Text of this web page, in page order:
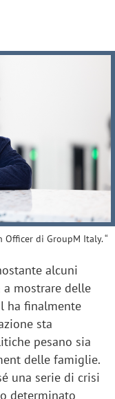
Officer di GroupM Italy. “
alcuni
mostrare delle
ha finalmente
sta
pesano sia
delle famiglie.
una serie di crisi
determinato